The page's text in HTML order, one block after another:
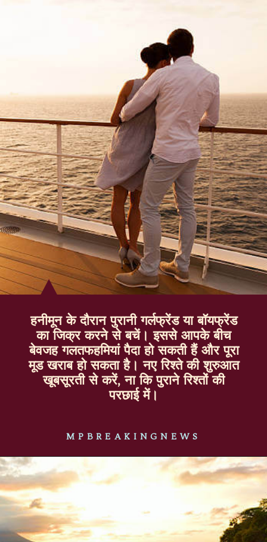
MPBREAKINGNEWS
हनीमून के दौरान पुरानी गर्लफ्रेंड या बॉयफ्रेंड
का जिक्र करने से बचें। इससे आपके बीच
बेवजह गलतफहमियां पैदा हो सकती हैं और पूरा
मूड खराब हो सकता है। नए रिश्ते की शुरुआत
खूबसूरती से करें, ना कि पुराने रिश्तों की
परछाई में।